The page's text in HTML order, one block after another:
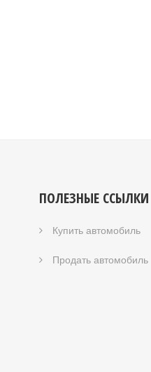
ПОЛЕЗНЫЕ ССЫЛКИ
Купить автомобиль
Продать автомобиль